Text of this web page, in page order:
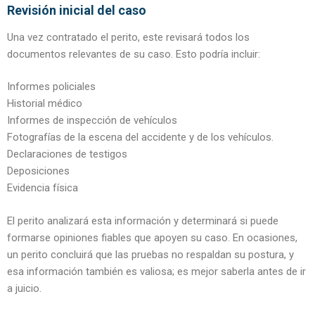
Revisión inicial del caso
Una vez contratado el perito, este revisará todos los
documentos relevantes de su caso. Esto podría incluir:
Informes policiales
Historial médico
Informes de inspección de vehículos
Fotografías de la escena del accidente y de los vehículos.
Declaraciones de testigos
Deposiciones
Evidencia física
El perito analizará esta información y determinará si puede
formarse opiniones fiables que apoyen su caso. En ocasiones,
un perito concluirá que las pruebas no respaldan su postura, y
esa información también es valiosa; es mejor saberla antes de ir
a juicio.